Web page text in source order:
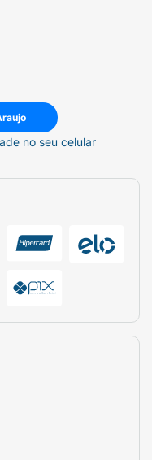
no seu celular